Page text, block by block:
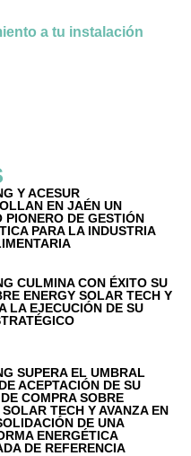
a tu instalación
Y ACESUR
EN JAÉN UN
PIONERO DE GESTIÓN
PARA LA INDUSTRIA
CULMINA CON ÉXITO SU
ENERGY SOLAR TECH Y
LA EJECUCIÓN DE SU
SUPERA EL UMBRAL
ACEPTACIÓN DE SU
COMPRA SOBRE
SOLAR TECH Y AVANZA EN
DE UNA
ENERGÉTICA
DE REFERENCIA